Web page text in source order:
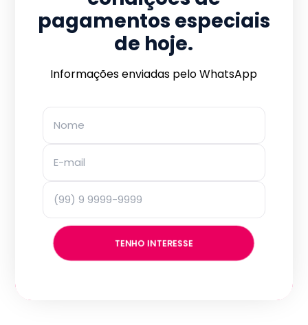
pagamentos especiais
de hoje.
Informações enviadas pelo WhatsApp
TENHO INTERESSE